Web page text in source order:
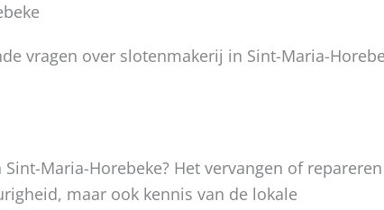
vragen over slotenmakerij in Sint-Maria-
Maria-Horebeke? Het vervangen of
maar ook kennis van de lokale